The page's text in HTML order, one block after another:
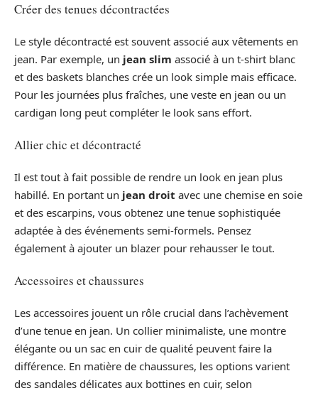
Créer des tenues décontractées
Le style décontracté est souvent associé aux vêtements en
jean. Par exemple, un jean slim associé à un t-shirt blanc
et des baskets blanches crée un look simple mais efficace.
Pour les journées plus fraîches, une veste en jean ou un
cardigan long peut compléter le look sans effort.
Allier chic et décontracté
Il est tout à fait possible de rendre un look en jean plus
habillé. En portant un jean droit avec une chemise en soie
et des escarpins, vous obtenez une tenue sophistiquée
adaptée à des événements semi-formels. Pensez
également à ajouter un blazer pour rehausser le tout.
Accessoires et chaussures
Les accessoires jouent un rôle crucial dans l’achèvement
d’une tenue en jean. Un collier minimaliste, une montre
élégante ou un sac en cuir de qualité peuvent faire la
différence. En matière de chaussures, les options varient
des sandales délicates aux bottines en cuir, selon